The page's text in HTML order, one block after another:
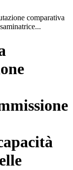
comparativa